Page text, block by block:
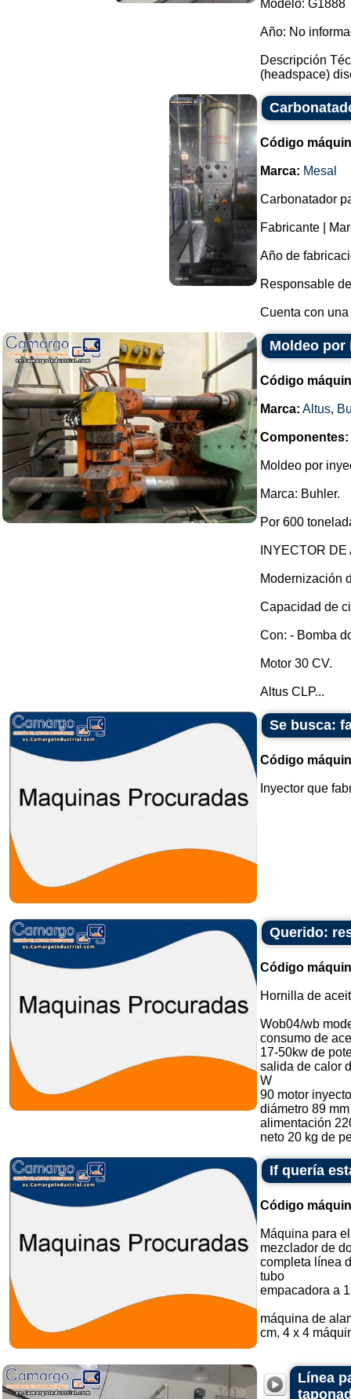
Modelo: G1888
Año: No
Descripción
(headspace)
Código
Marca: Mesal
Carbonatador
Fabricante |
Año de
Responsable
Cuenta con
Moldeo por
Código
Marca: Altus,
Componentes:
Moldeo por
Marca: Buhler.
Por 600
INYECTOR
Modernización
Capacidad de
Con: - Bomba
Motor 30 CV.
Altus CLP...
Se busca:
Código
Inyector que
Querido:
Código
Hornilla de
Wob04/wb
consumo de
17-50kw de
salida de calor
W
90 motor
diámetro 89 mm
alimentación
neto 20 kg de
If quería
Código
Máquina para
mezclador de
completa línea
tubo
empacadora a
máquina de
cm, 4 x 4
Línea